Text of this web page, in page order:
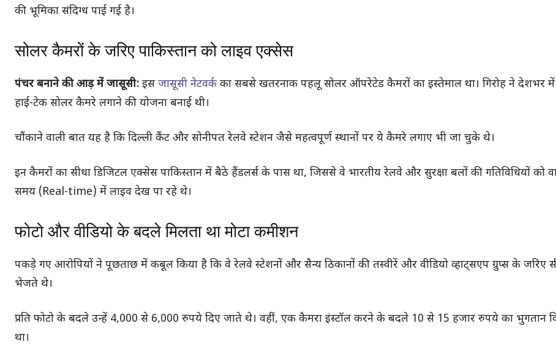
की भूमिका संदिग्ध पाई गई है।
सोलर कैमरों के जरिए पाकिस्तान को लाइव एक्सेस
पंचर बनाने की आड़ में जासूसी: इसजासूसी नेटवर्क का सबसे खतरनाक पहलू सोलर ऑपरेटेड कैमरों का इस्तेमाल था। गिरोह ने देशभर
हाई-टेक सोलर कैमरे लगाने की योजना बनाई थी।
चौंकाने वाली बात यह है कि दिल्ली कैंट और सोनीपत रेलवे स्टेशन जैसे महत्वपूर्ण स्थानों पर ये कैमरे लगाए भी जा चुके थे।
इन कैमरों का सीधा डिजिटल एक्सेस पाकिस्तान में बैठे हैंडलर्स के पास था, जिससे वे भारतीय रेलवे और सुरक्षा बलों की गतिविधियों को
समय (Real-time) में लाइव देख पा रहे थे।
फोटो और वीडियो के बदले मिलता था मोटा कमीशन
पकड़े गए आरोपियों ने पूछताछ में कबूल किया है कि वे रेलवे स्टेशनों और सैन्य ठिकानों की तस्वीरें और वीडियो व्हाट्सएप ग्रुप्स के जरिए
भेजते थे।
प्रति फोटो के बदले उन्हें 4,000 से 6,000 रुपये दिए जाते थे। वहीं, एक कैमरा इंस्टॉल करने के बदले 10 से 15 हजार रुपये का भुगतान
था।